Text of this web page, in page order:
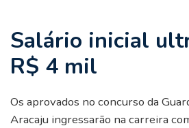
Salário inicial
R$ 4 mil
Os aprovados no concurso da
Aracaju ingressarão na carreira